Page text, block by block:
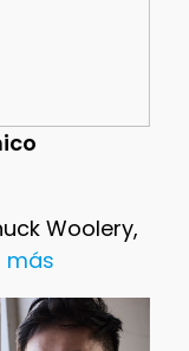
Woolery,
más